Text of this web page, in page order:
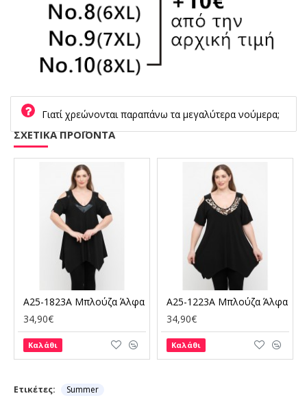
Γιατί χρεώνονται παραπάνω τα μεγαλύτερα νούμερα;
ΣΧΕΤΙΚΑ ΠΡΟΪΟΝΤΑ
A25-1823A Μπλούζα Άλφα
34,90€
Καλάθι
A25-1223A Μπλούζα Άλφα
34,90€
Καλάθι
Ετικέτες: Summer